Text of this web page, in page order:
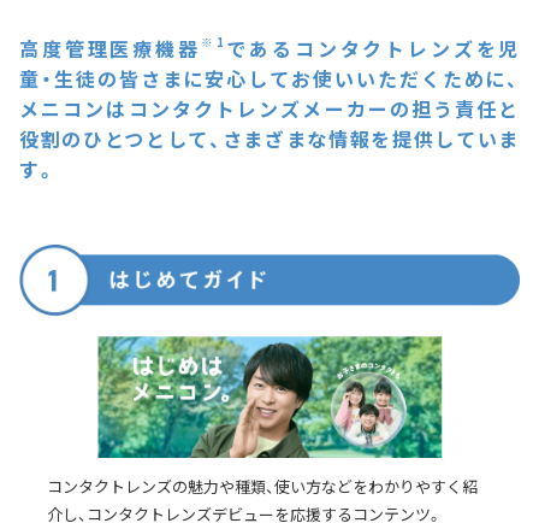
高度管理医療機器 ※1 であるコンタクトレンズを児
童・生徒の皆さまに安心してお使いいただくために、
メニコンはコンタクトレンズメーカーの担う責任と
役割のひとつとして、 さまざまな情報を提供していま
す。
コンタクトレンズの魅力や種類、使い方などをわかりやすく紹
介し、コンタクトレンズデビューを応援するコンテンツ。